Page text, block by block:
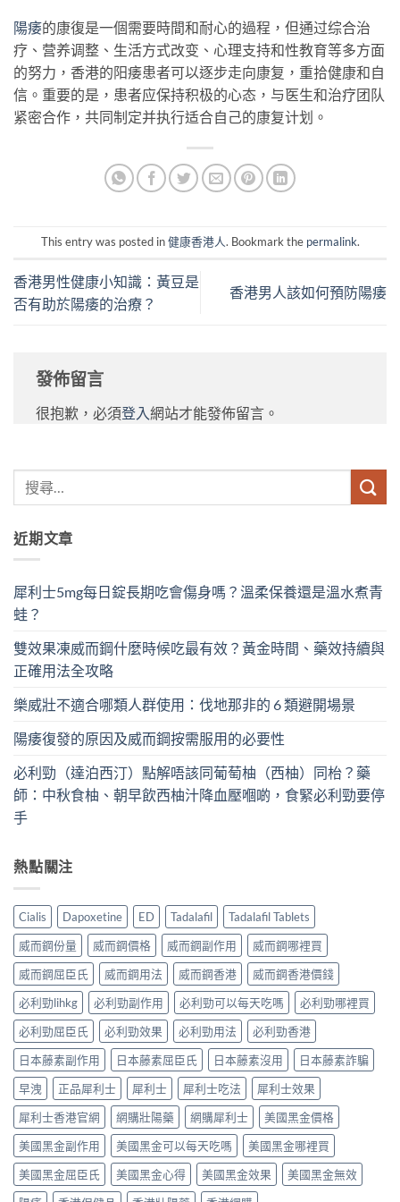
陽痿的康復是一個需要時間和耐心的過程，但通过综合治
疗、营养调整、生活方式改变、心理支持和性教育等多方面
的努力，香港的阳痿患者可以逐步走向康复，重拾健康和自
信。重要的是，患者应保持积极的心态，与医生和治疗团队
紧密合作，共同制定并执行适合自己的康复计划。
This entry was posted in健康香港人. Bookmark the permalink.
香港男性健康小知識：黃豆是
否有助於陽痿的治療？
香港男人該如何預防陽痿
發佈留言
很抱歉，必須登入 網站才能發佈留言。
近期文章
犀利士5mg每日錠長期吃會傷身嗎？溫柔保養還是溫水煮青
蛙？
雙效果凍威而鋼什麼時候吃最有效？黃金時間、藥效持續與
正確用法全攻略
樂威壯不適合哪類人群使用：伐地那非的 6 類避開場景
陽痿復發的原因及威而鋼按需服用的必要性
必利勁（達泊西汀）點解唔該同葡萄柚（西柚）同枱？藥
師：中秋食柚、朝早飲西柚汁降血壓嗰啲，食緊必利勁要停
手
熱點關注
Cialis Dapoxetine ED Tadalafil
Tadalafil Tablets
威而鋼份量
威而鋼價格 威而鋼副作用
威而鋼哪裡買
威而鋼屈臣氏
威而鋼用法 威而鋼香港
威而鋼香港價錢
必利勁lihkg
必利勁副作用 必利勁可以每天吃嗎
必利勁哪裡買
必利勁屈臣氏
必利勁效果 必利勁用法
必利勁香港
日本藤素副作用
日本藤素屈臣氏 日本藤素沒用
日本藤素詐騙
早洩
正品犀利士 犀利士 犀利士吃法
犀利士效果
犀利士香港官網
網購壯陽藥 網購犀利士
美國黑金價格
美國黑金副作用
美國黑金可以每天吃嗎
美國黑金哪裡買
美國黑金屈臣氏
美國黑金心得 美國黑金效果
美國黑金無效